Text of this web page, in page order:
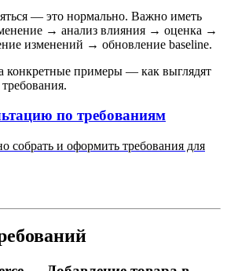
— это нормально. Важно иметь
→ анализ влияния → оценка →
изменений → обновление baseline.
конкретные примеры — как выглядят
по требованиям
собрать и оформить требования для